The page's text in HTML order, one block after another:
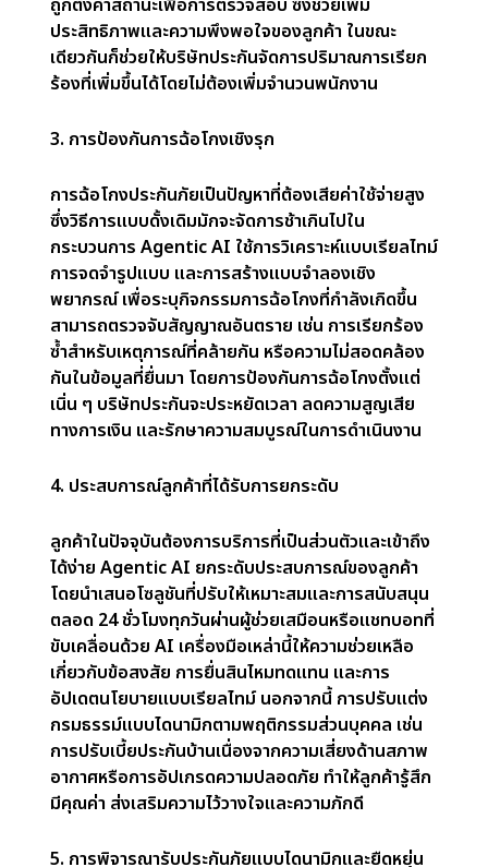
ข้อได้เปรียบของการใช้
Agentic AI สำหรับธุรกิจ
ประกันภัย
Agentic AI นำมาซึ่งความเปลี่ยนแปลงที่สำคัญ
แก่อุตสาหกรรมประกันภัย โดยใช้ประโยชน์จากข้อมูลเรี
ยลไทม์ การวิเคราะห์ขั้นสูง และการเรียนรู้ของเครื่อง
(Machine Learning) เพื่อเพิ่มความแม่นยำ
ประสิทธิภาพ และความพึงพอใจของลูกค้า นี่คือ
ประโยชน์หลักที่เทคโนโลยีนี้มอบให้แก่ภาคส่วนนี้
1. การประเมินความเสี่ยงที่แม่นยำยิ่งขึ้น
การประเมินความเสี่ยงแบบดั้งเดิมมักอาศัยข้อมูลย้อน
หลังและโมเดลทั่วไป ซึ่งอาจไม่สะท้อนสถานการณ์ของ
แต่ละบุคคลได้อย่างถูกต้อง Agentic AI ใช้ข้อมูลเรี
ยลไทม์จากอุปกรณ์ IoT รูปแบบพฤติกรรมส่วนบุคคล
และปัจจัยด้านสิ่งแวดล้อม เพื่อให้การประเมินความ
เสี่ยงที่แม่นยำกว่า ซึ่งช่วยให้บริษัทประกันสามารถสร้าง